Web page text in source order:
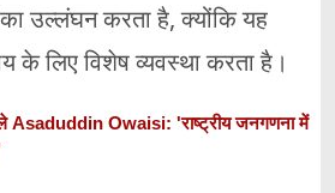
उल्लंघन करता है, क्योंकि यह
लिए विशेष व्यवस्था करता है।
Asaduddin Owaisi: 'राष्ट्रीय जनगणना में